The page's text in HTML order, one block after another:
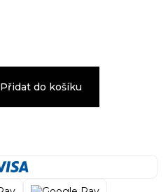
Přidat do košíku